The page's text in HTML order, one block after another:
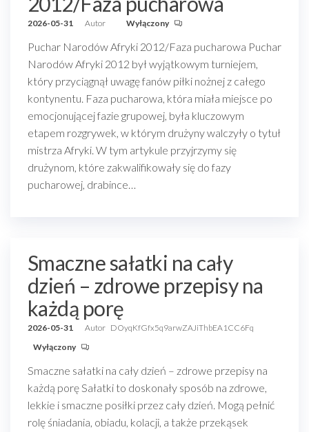
2026-05-31 Autor Wyłączony
Puchar Narodów Afryki 2012/Faza pucharowa Puchar
Narodów Afryki 2012 był wyjątkowym turniejem,
który przyciągnął uwagę fanów piłki nożnej z całego
kontynentu. Faza pucharowa, która miała miejsce po
emocjonującej fazie grupowej, była kluczowym
etapem rozgrywek, w którym drużyny walczyły o tytuł
mistrza Afryki. W tym artykule przyjrzymy się
drużynom, które zakwalifikowały się do fazy
pucharowej, drabince…
Smaczne sałatki na cały
dzień – zdrowe przepisy na
każdą porę
2026-05-31 Autor DOyqKfGfx5q9arwZAJiThbEA1CC6Fq
Wyłączony
Smaczne sałatki na cały dzień – zdrowe przepisy na
każdą porę Sałatki to doskonały sposób na zdrowe,
lekkie i smaczne posiłki przez cały dzień. Mogą pełnić
rolę śniadania, obiadu, kolacji, a także przekąsek